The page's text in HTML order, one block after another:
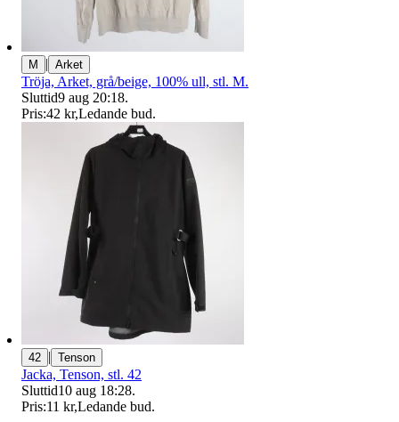
M | Arket
Tröja, Arket, grå/beige, 100% ull, stl. M.
Sluttid9 aug 20:18.
Pris:42 kr,Ledande bud.
42 | Tenson
Jacka, Tenson, stl. 42
Sluttid10 aug 18:28.
Pris:11 kr,Ledande bud.